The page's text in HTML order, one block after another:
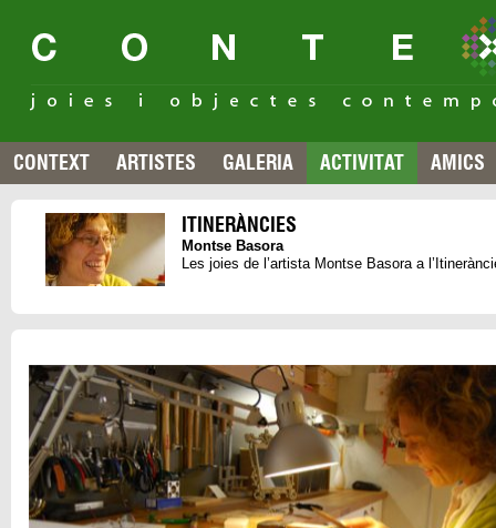
CONTEXT ARTISTES GALERIA ACTIVITAT AMICS
ITINERÀNCIES
Montse Basora
Les joies de l’artista Montse Basora a